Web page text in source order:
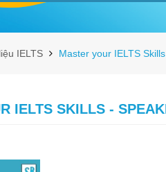
IELTS Master your IELTS
IELTS SKILLS -